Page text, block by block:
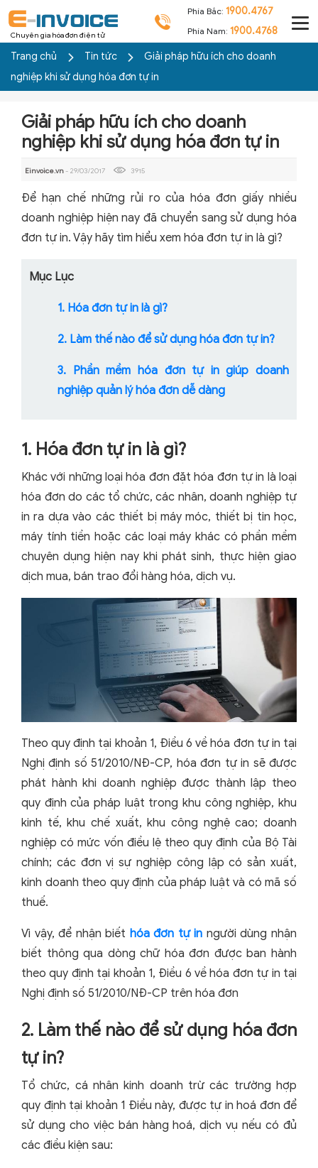
Chuyên gia hóa đơn điện tử
Phía Bắc: 1900.4767
Phía Nam: 1900.4768
Trang chủ Tin tức
Giải pháp hữu ích cho doanh
nghiệp khi sử dụng hóa đơn tự in
Giải pháp hữu ích cho doanh
nghiệp khi sử dụng hóa đơn tự in
Einvoice.vn- 29/03/2017 3915
Để hạn chế những rủi ro của hóa đơn giấy nhiều
doanh nghiệp hiện nay đã chuyển sang sử dụng hóa
đơn tự in. Vậy hãy tìm hiểu xem hóa đơn tự in là gì?
Mục Lục
1. Hóa đơn tự in là gì?
2. Làm thế nào để sử dụng hóa đơn tự in?
3. Phần mềm hóa đơn tự in giúp doanh
nghiệp quản lý hóa đơn dễ dàng
1. Hóa đơn tự in là gì?
Khác với những loại hóa đơn đặt hóa đơn tự in là loại
hóa đơn do các tổ chức, các nhân, doanh nghiệp tự
in ra dựa vào các thiết bị máy móc, thiết bị tin học,
máy tính tiền hoặc các loại máy khác có phần mềm
chuyên dụng hiện nay khi phát sinh, thực hiện giao
dịch mua, bán trao đổi hàng hóa, dịch vụ.
Theo quy định tại khoản 1, Điều 6 về hóa đơn tự in tại
Nghị định số 51/2010/NĐ-CP, hóa đơn tự in sẽ được
phát hành khi doanh nghiệp được thành lập theo
quy định của pháp luật trong khu công nghiệp, khu
kinh tế, khu chế xuất, khu công nghệ cao; doanh
nghiệp có mức vốn điều lệ theo quy định của Bộ Tài
chính; các đơn vị sự nghiệp công lập có sản xuất,
kinh doanh theo quy định của pháp luật và có mã số
thuế.
Vì vậy, để nhận biết hóa đơn tự in người dùng nhận
biết thông qua dòng chữ hóa đơn được ban hành
theo quy định tại khoản 1, Điều 6 về hóa đơn tự in tại
Nghị định số 51/2010/NĐ-CP trên hóa đơn
2. Làm thế nào để sử dụng hóa đơn
tự in?
Tổ chức, cá nhân kinh doanh trừ các trường hợp
quy định tại khoản 1 Điều này, được tự in hoá đơn để
sử dụng cho việc bán hàng hoá, dịch vụ nếu có đủ
các điều kiện sau: